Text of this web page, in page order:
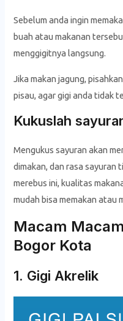
Sebelum anda ingin
buah atau makanan
menggigitnya langsung.
Jika makan jagung,
pisau, agar gigi anda tidak
Kukuslah
Mengukus sayuran akan
dimakan, dan rasa sayuran
merebus ini, kualitas
mudah bisa memakan atau
Macam
Bogor Kota
1. Gigi Akrelik